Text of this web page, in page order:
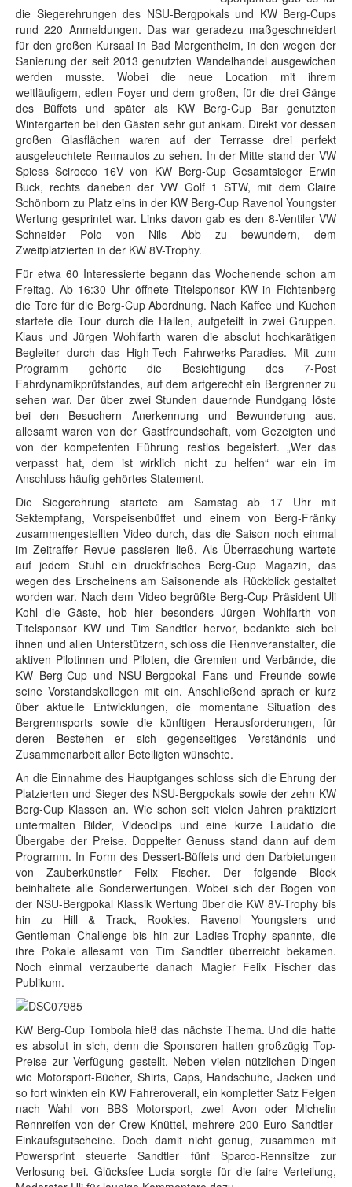
die Siegerehrungen des NSU-Bergpokals und KW Berg-Cups
rund 220 Anmeldungen. Das war geradezu maßgeschneidert
für den großen Kursaal in Bad Mergentheim, in den wegen der
Sanierung der seit 2013 genutzten Wandelhandel ausgewichen
werden musste. Wobei die neue Location mit ihrem
weitläufigem, edlen Foyer und dem großen, für die drei Gänge
des Büffets und später als KW Berg-Cup Bar genutzten
Wintergarten bei den Gästen sehr gut ankam. Direkt vor dessen
großen Glasflächen waren auf der Terrasse drei perfekt
ausgeleuchtete Rennautos zu sehen. In der Mitte stand der VW
Spiess Scirocco 16V von KW Berg-Cup Gesamtsieger Erwin
Buck, rechts daneben der VW Golf 1 STW, mit dem Claire
Schönborn zu Platz eins in der KW Berg-Cup Ravenol Youngster
Wertung gesprintet war. Links davon gab es den 8-Ventiler VW
Schneider Polo von Nils Abb zu bewundern, dem
Zweitplatzierten in der KW 8V-Trophy.
Für etwa 60 Interessierte begann das Wochenende schon am
Freitag. Ab 16:30 Uhr öffnete Titelsponsor KW in Fichtenberg
die Tore für die Berg-Cup Abordnung. Nach Kaffee und Kuchen
startete die Tour durch die Hallen, aufgeteilt in zwei Gruppen.
Klaus und Jürgen Wohlfarth waren die absolut hochkarätigen
Begleiter durch das High-Tech Fahrwerks-Paradies. Mit zum
Programm gehörte die Besichtigung des 7-Post
Fahrdynamikprüfstandes, auf dem artgerecht ein Bergrenner zu
sehen war. Der über zwei Stunden dauernde Rundgang löste
bei den Besuchern Anerkennung und Bewunderung aus,
allesamt waren von der Gastfreundschaft, vom Gezeigten und
von der kompetenten Führung restlos begeistert. „Wer das
verpasst hat, dem ist wirklich nicht zu helfen“ war ein im
Anschluss häufig gehörtes Statement.
Die Siegerehrung startete am Samstag ab 17 Uhr mit
Sektempfang, Vorspeisenbüffet und einem von Berg-Fränky
zusammengestellten Video durch, das die Saison noch einmal
im Zeitraffer Revue passieren ließ. Als Überraschung wartete
auf jedem Stuhl ein druckfrisches Berg-Cup Magazin, das
wegen des Erscheinens am Saisonende als Rückblick gestaltet
worden war. Nach dem Video begrüßte Berg-Cup Präsident Uli
Kohl die Gäste, hob hier besonders Jürgen Wohlfarth von
Titelsponsor KW und Tim Sandtler hervor, bedankte sich bei
ihnen und allen Unterstützern, schloss die Rennveranstalter, die
aktiven Pilotinnen und Piloten, die Gremien und Verbände, die
KW Berg-Cup und NSU-Bergpokal Fans und Freunde sowie
seine Vorstandskollegen mit ein. Anschließend sprach er kurz
über aktuelle Entwicklungen, die momentane Situation des
Bergrennsports sowie die künftigen Herausforderungen, für
deren Bestehen er sich gegenseitiges Verständnis und
Zusammenarbeit aller Beteiligten wünschte.
An die Einnahme des Hauptganges schloss sich die Ehrung der
Platzierten und Sieger des NSU-Bergpokals sowie der zehn KW
Berg-Cup Klassen an. Wie schon seit vielen Jahren praktiziert
untermalten Bilder, Videoclips und eine kurze Laudatio die
Übergabe der Preise. Doppelter Genuss stand dann auf dem
Programm. In Form des Dessert-Büffets und den Darbietungen
von Zauberkünstler Felix Fischer. Der folgende Block
beinhaltete alle Sonderwertungen. Wobei sich der Bogen von
der NSU-Bergpokal Klassik Wertung über die KW 8V-Trophy bis
hin zu Hill & Track, Rookies, Ravenol Youngsters und
Gentleman Challenge bis hin zur Ladies-Trophy spannte, die
ihre Pokale allesamt von Tim Sandtler überreicht bekamen.
Noch einmal verzauberte danach Magier Felix Fischer das
Publikum.
KW Berg-Cup Tombola hieß das nächste Thema. Und die hatte
es absolut in sich, denn die Sponsoren hatten großzügig Top-
Preise zur Verfügung gestellt. Neben vielen nützlichen Dingen
wie Motorsport-Bücher, Shirts, Caps, Handschuhe, Jacken und
so fort winkten ein KW Fahreroverall, ein kompletter Satz Felgen
nach Wahl von BBS Motorsport, zwei Avon oder Michelin
Rennreifen von der Crew Knüttel, mehrere 200 Euro Sandtler-
Einkaufsgutscheine. Doch damit nicht genug, zusammen mit
Powersprint steuerte Sandtler fünf Sparco-Rennsitze zur
Verlosung bei. Glücksfee Lucia sorgte für die faire Verteilung,